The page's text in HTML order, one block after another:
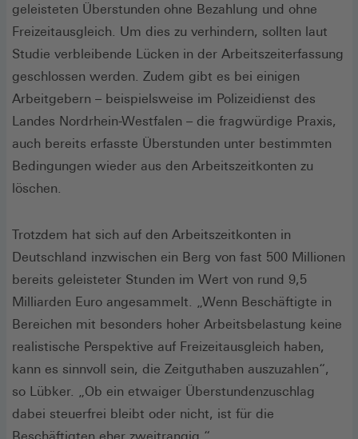
geleisteten Überstunden ohne Bezahlung und ohne
Freizeitausgleich. Um dies zu verhindern, sollten laut
Studie verbleibende Lücken in der Arbeitszeiterfassung
geschlossen werden. Zudem gibt es bei einigen
Arbeitgebern – beispielsweise im Polizeidienst des
Landes Nordrhein-Westfalen – die fragwürdige Praxis,
auch bereits erfasste Überstunden unter bestimmten
Bedingungen wieder aus den Arbeitszeitkonten zu
löschen.
Trotzdem hat sich auf den Arbeitszeitkonten in
Deutschland inzwischen ein Berg von fast 500 Millionen
bereits geleisteter Stunden im Wert von rund 9,5
Milliarden Euro angesammelt. „Wenn Beschäftigte in
Bereichen mit besonders hoher Arbeitsbelastung keine
realistische Perspektive auf Freizeitausgleich haben,
kann es sinnvoll sein, die Zeitguthaben auszuzahlen“,
so Lübker. „Ob ein etwaiger Überstundenzuschlag
dabei steuerfrei bleibt oder nicht, ist für die
Beschäftigten eher zweitrangig.“